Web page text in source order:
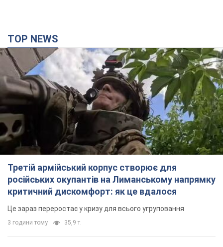
TOP NEWS
Третій армійський корпус створює для
російських окупантів на Лиманському напрямку
критичний дискомфорт: як це вдалося
Це зараз переростає у кризу для всього угруповання
3 години тому 35,9 т.